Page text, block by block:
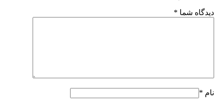
دیدگاه شما *
نام *